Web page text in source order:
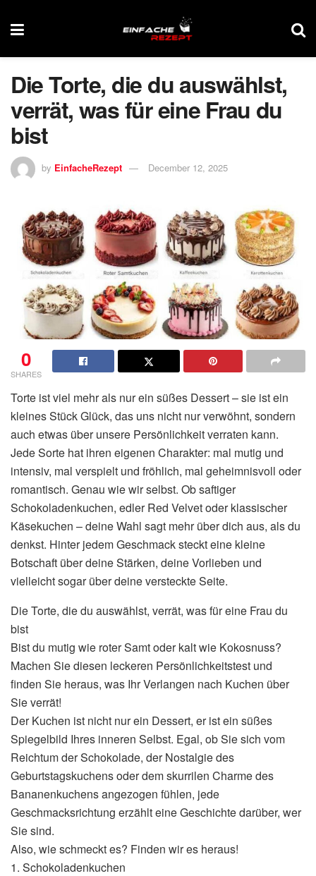
Die Torte, die du auswählst,
verrät, was für eine Frau du
bist
by EinfacheRezept December 12, 2025
0
SHARES
Torte ist viel mehr als nur ein süßes Dessert – sie ist ein
kleines Stück Glück, das uns nicht nur verwöhnt, sondern
auch etwas über unsere Persönlichkeit verraten kann.
Jede Sorte hat ihren eigenen Charakter: mal mutig und
intensiv, mal verspielt und fröhlich, mal geheimnisvoll oder
romantisch. Genau wie wir selbst. Ob saftiger
Schokoladenkuchen, edler Red Velvet oder klassischer
Käsekuchen – deine Wahl sagt mehr über dich aus, als du
denkst. Hinter jedem Geschmack steckt eine kleine
Botschaft über deine Stärken, deine Vorlieben und
vielleicht sogar über deine versteckte Seite.
Die Torte, die du auswählst, verrät, was für eine Frau du
bist
Bist du mutig wie roter Samt oder kalt wie Kokosnuss?
Machen Sie diesen leckeren Persönlichkeitstest und
finden Sie heraus, was Ihr Verlangen nach Kuchen über
Sie verrät!
Der Kuchen ist nicht nur ein Dessert, er ist ein süßes
Spiegelbild Ihres inneren Selbst. Egal, ob Sie sich vom
Reichtum der Schokolade, der Nostalgie des
Geburtstagskuchens oder dem skurrilen Charme des
Bananenkuchens angezogen fühlen, jede
Geschmacksrichtung erzählt eine Geschichte darüber, wer
Sie sind.
Also, wie schmeckt es? Finden wir es heraus!
1. Schokoladenkuchen